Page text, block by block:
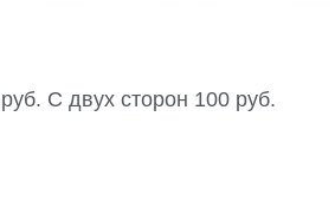
С двух сторон 100 руб.